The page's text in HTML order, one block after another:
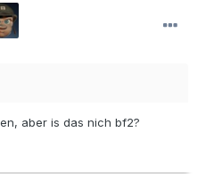
aber is das nich bf2?